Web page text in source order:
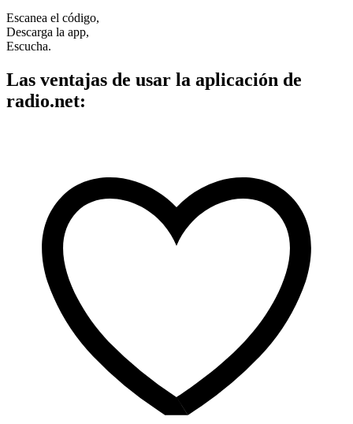
Escanea el código,
Descarga la app,
Escucha.
Las ventajas de usar la aplicación de
radio.net: